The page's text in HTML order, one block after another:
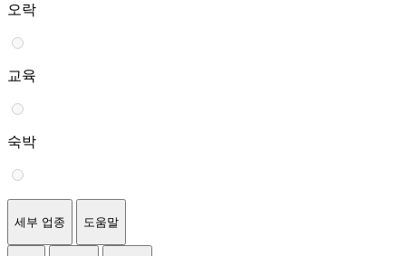
오락
교육
숙박
세부 업종 도움말